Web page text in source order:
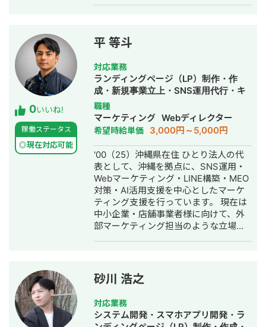
レクターとして活動 2024年〜 合同
会社TIM アカウントプランナー(現任)
弊社の事業内容と実績をまとめており
ます。 ナショナルクライアントから中
小企業まで幅広く対応実績がありま
す。 ●事業内容 ・SNS運用代行 ・
SNSメディア構築、運営 ・SNSコンサ
ルティング ●運用実績まとめ ▶︎不動
産・住宅メディア運用 運用1年6ヶ月で
合計20件の注文住宅の成約獲得 ▶︎採用
ジャンル 薬学系企業様の新卒採用アカ
ウント 運用6ヶ月: フォロワー400人で
Instagram経由の 新卒エ
ントリー者60名以上獲得 社会的養護施
設の施設職員採用アカウント 運用1年:
フォロワー3000人でInstagram経由の
会員登録者40名以上獲得 ▶︎
バストアップメディア 運用6ヶ月: フォ
導Live→新規来店で150万以上の売り上
げ獲得 ▶︎大手食品メーカー公式アカウ
ント 運用6ヶ月: フォロワー3000→1.5
万人 キャンペーン企画＋広告運用＋ク
リエイティブの改善により フォロワー
0いいね!
稼働ステータス
◎現在対応可能
平 等斗
対応業務
ランディングページ（LP）制作・作
成・新規事業立上・SNS運用代行・キ
ャスティング・記事作成代行・ライテ
ィング・オウンドメディア制作・構
築・運用代行・動画制作・動画編集・
採用代行・AI活用
職種
マーケティング Webディレクター
希望時給単価 3,000円～5,000円
'00（25）沖縄県在住 ひとり法人の代
表として、沖縄を拠点に、SNS運用・
Webマーケティング・LINE構築・MEO
対策・AI活用支援を中心としたマーケ
ティング支援を行っています。 現在は
中小企業・店舗事業者様に向けて、外
部マーケティング担当のような立場
解をもとにした戦略設計、施策実行、
改善提案まで伴走するスタイルを大切
にしています。 また、ChatGPT、
Claude、Gemini、Claude Code、
Codexなどの生成AIを日常業務に取り
砂川 浩之
対応業務
システム開発・スマホアプリ開発・ラ